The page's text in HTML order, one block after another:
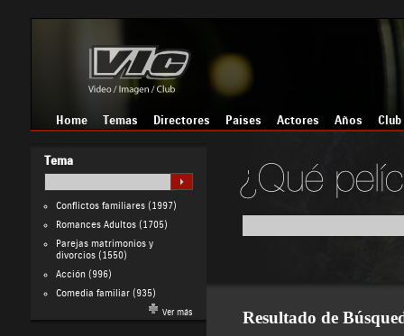
Home Temas Directores Países Actores Años Club
Tema
Conflictos familiares(1997)
Romances Adultos(1705)
Parejas matrimonios y
divorcios(1550)
Acción(996)
Comedia familiar(935)
Ver más Resultado de